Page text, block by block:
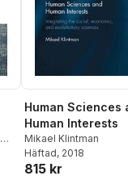
Human Sciences
Human Interests
Mikael Klintman
Häftad, 2018
815 kr